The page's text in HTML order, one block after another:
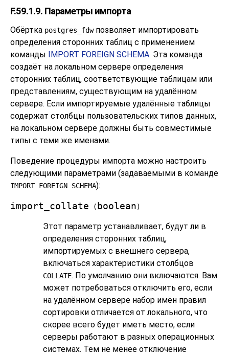
F.59.1.9. Параметры импорта
Обёртка postgres_fdwпозволяет импортировать
определения сторонних таблиц с применением
команды
IMPORT FOREIGN SCHEMA. Эта команда
создаёт на локальном сервере определения
сторонних таблиц, соответствующие таблицам или
представлениям, существующим на удалённом
сервере. Если импортируемые удалённые таблицы
содержат столбцы пользовательских типов данных,
на локальном сервере должны быть совместимые
типы с теми же именами.
Поведение процедуры импорта можно настроить
следующими параметрами (задаваемыми в команде
IMPORT FOREIGN SCHEMA):
import_collate ( boolean )
Этот параметр устанавливает, будут ли в
определения сторонних таблиц,
импортируемых с внешнего сервера,
включаться характеристики столбцов
COLLATE. По умолчанию они включаются. Вам
может потребоваться отключить его, если
на удалённом сервере набор имён правил
сортировки отличается от локального, что
скорее всего будет иметь место, если
серверы работают в разных операционных
системах. Тем не менее отключение